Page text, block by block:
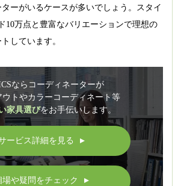
ーがいるケースが多いでしょう。スタイ
10万点と豊富なバリエーションで理想の
しています。
ならコーディネーターが
ウトやカラーコーディネート等
家具選びをお手伝いします。
ービス詳細を見る ▲
場や疑問をチェック ▲